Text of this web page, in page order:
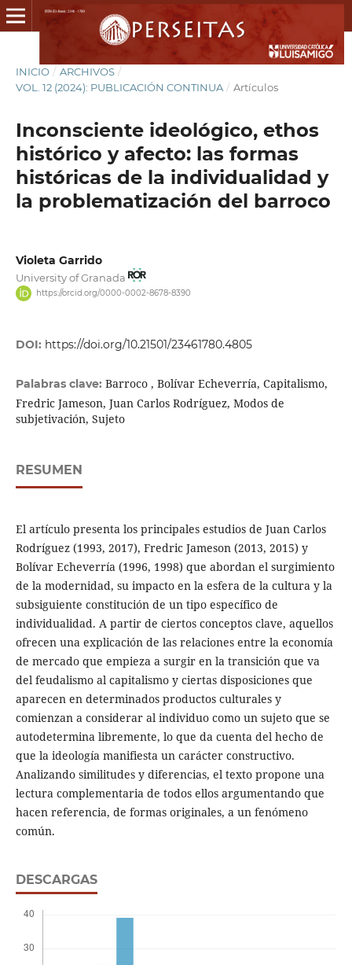
INICIO / ARCHIVOS /
VOL. 12 (2024): PUBLICACIÓN CONTINUA / Artículos
Inconsciente ideológico, ethos
histórico y afecto: las formas
históricas de la individualidad y
la problematización del barroco
Violeta Garrido
University of Granada
https://orcid.org/0000-0002-8678-8390
DOI: https://doi.org/10.21501/23461780.4805
Palabras clave: Barroco , Bolívar Echeverría, Capitalismo,
Fredric Jameson, Juan Carlos Rodríguez, Modos de
subjetivación, Sujeto
RESUMEN
El artículo presenta los principales estudios de Juan Carlos
Rodríguez (1993, 2017), Fredric Jameson (2013, 2015) y
Bolívar Echeverría (1996, 1998) que abordan el surgimiento
de la modernidad, su impacto en la esfera de la cultura y la
subsiguiente constitución de un tipo específico de
individualidad. A partir de ciertos conceptos clave, aquellos
ofrecen una explicación de las relaciones entre la economía
de mercado que empieza a surgir en la transición que va
del feudalismo al capitalismo y ciertas disposiciones que
aparecen en determinados productos culturales y
comienzan a considerar al individuo como un sujeto que se
autodetermina libremente, lo que da cuenta del hecho de
que la ideología manifiesta un carácter constructivo.
Analizando similitudes y diferencias, el texto propone una
lectura complementaria de todos ellos argumentando que
hacen referencia, de formas originales, a un fenómeno
común.
DESCARGAS